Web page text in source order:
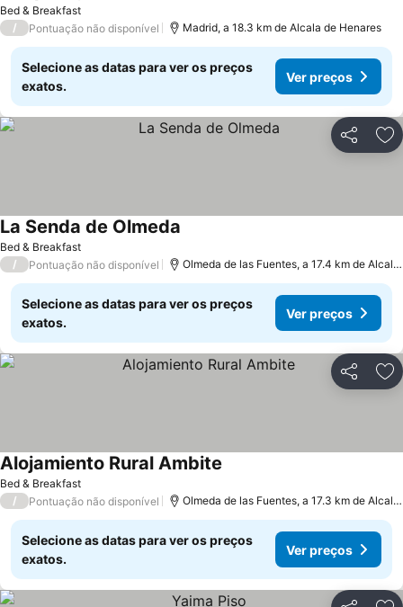
Bed & Breakfast
/ Pontuação não disponível Madrid, a 18.3 km de Alcala de Henares
Selecione as datas para ver os preços
exatos.
Ver preços
Partilhar
Bed & Breakfast
La Senda de Olmeda
/ Pontuação não disponível Olmeda de las Fuentes, a 17.4 km de Alcala de Henares
Selecione as datas para ver os preços
exatos.
Ver preços
Partilhar
Bed & Breakfast
Alojamiento Rural Ambite
/ Pontuação não disponível Olmeda de las Fuentes, a 17.3 km de Alcala de Henares
Selecione as datas para ver os preços
exatos.
Ver preços